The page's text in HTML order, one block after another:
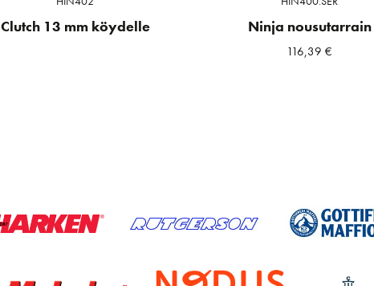
Clutch 13 mm köydelle Ninja nousutarrain
116,39€